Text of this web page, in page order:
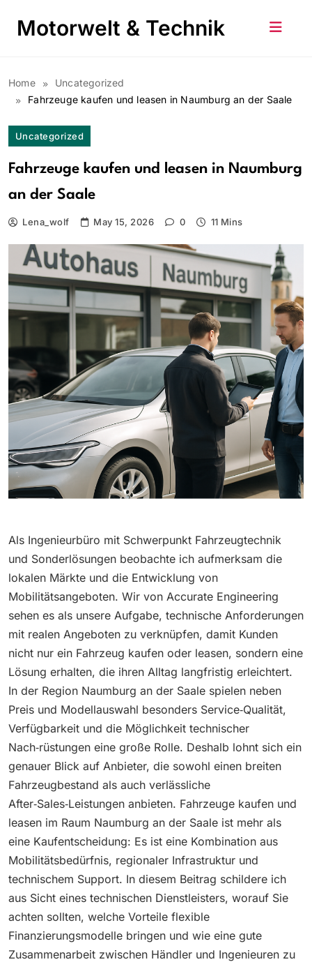
Motorwelt & Technik
Home
Uncategorized
Fahrzeuge kaufen und leasen in Naumburg an der Saale
Uncategorized
Fahrzeuge kaufen und leasen in Naumburg
an der Saale
Lena_wolf May 15, 2026 0 11 Mins
Als Ingenieurbüro mit Schwerpunkt Fahrzeugtechnik
und Sonderlösungen beobachte ich aufmerksam die
lokalen Märkte und die Entwicklung von
Mobilitätsangeboten. Wir von Accurate Engineering
sehen es als unsere Aufgabe, technische Anforderungen
mit realen Angeboten zu verknüpfen, damit Kunden
nicht nur ein Fahrzeug kaufen oder leasen, sondern eine
Lösung erhalten, die ihren Alltag langfristig erleichtert.
In der Region Naumburg an der Saale spielen neben
Preis und Modellauswahl besonders Service‑Qualität,
Verfügbarkeit und die Möglichkeit technischer
Nach‑rüstungen eine große Rolle. Deshalb lohnt sich ein
genauer Blick auf Anbieter, die sowohl einen breiten
Fahrzeugbestand als auch verlässliche
After‑Sales‑Leistungen anbieten. Fahrzeuge kaufen und
leasen im Raum Naumburg an der Saale ist mehr als
eine Kaufentscheidung: Es ist eine Kombination aus
Mobilitätsbedürfnis, regionaler Infrastruktur und
technischem Support. In diesem Beitrag schildere ich
aus Sicht eines technischen Dienstleisters, worauf Sie
achten sollten, welche Vorteile flexible
Finanzierungsmodelle bringen und wie eine gute
Zusammenarbeit zwischen Händler und Ingenieuren zu